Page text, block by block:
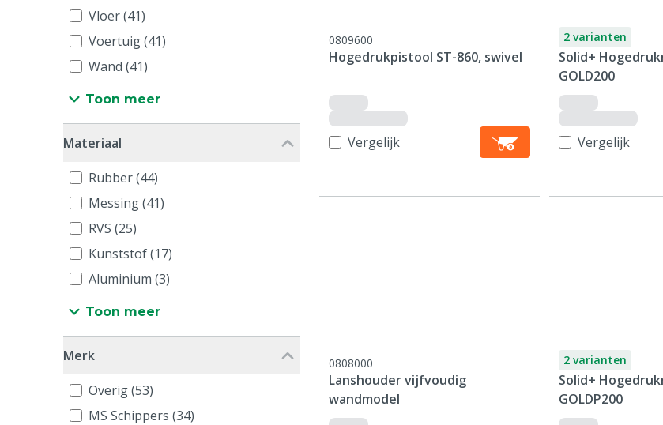
Vloer (41)
Voertuig (41)
Wand (41)
Toon meer
Materiaal
Rubber (44)
Messing (41)
RVS (25)
Kunststof (17)
Aluminium (3)
Toon meer
Merk
Overig (53)
MS Schippers (34)
0809600
Hogedrukpistool ST-860, swivel
Vergelijk
2 varianten
Solid+
GOLD200
Vergelijk
0808000
Lanshouder vijfvoudig
wandmodel
2 varianten
Solid+
GOLDP200